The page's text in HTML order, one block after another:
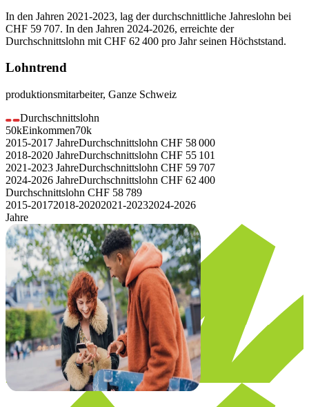
In den Jahren 2021-2023, lag der durchschnittliche Jahreslohn bei
CHF 59 707. In den Jahren 2024-2026, erreichte der
Durchschnittslohn mit CHF 62 400 pro Jahr seinen Höchststand.
Lohntrend
produktionsmitarbeiter, Ganze Schweiz
Durchschnittslohn
50kEinkommen70k
2015-2017 JahreDurchschnittslohn CHF 58 000
2018-2020 JahreDurchschnittslohn CHF 55 101
2021-2023 JahreDurchschnittslohn CHF 59 707
2024-2026 JahreDurchschnittslohn CHF 62 400
Durchschnittslohn CHF 58 789
2015-20172018-20202021-20232024-2026
Jahre